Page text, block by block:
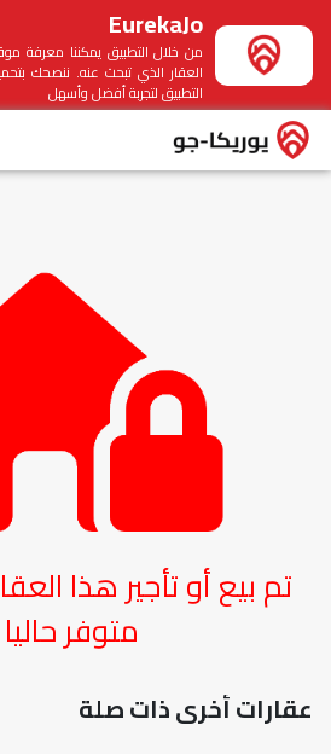
EurekaJo
من خلال التطبيق يمكننا معرفة
العقار الذي تبحث عنه. ننصحك
التطبيق لتجربة أفضل وأسهل
تم بيع أو تأجير هذا
متوفر
عقارات أخرى ذات صلة